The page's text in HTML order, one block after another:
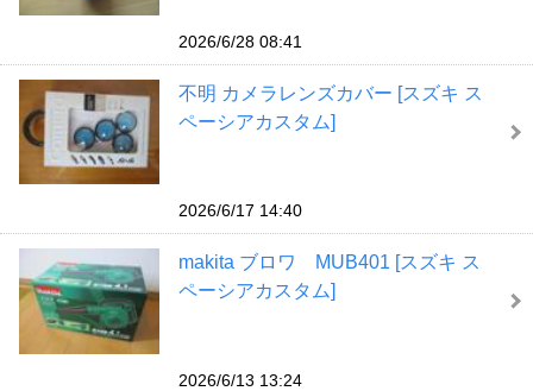
2026/6/28 08:41
不明 カメラレンズカバー [スズキ ス
ペーシアカスタム]
2026/6/17 14:40
makita ブロワ MUB401 [スズキ ス
ペーシアカスタム]
2026/6/13 13:24